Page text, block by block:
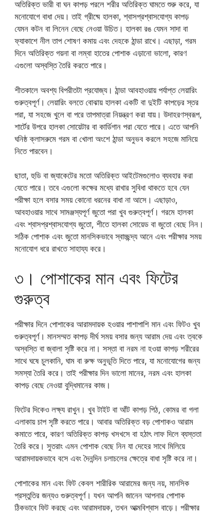
অতিরিক্ত ভারী বা ঘন কাপড় পরলে শরীর অতিরিক্ত ঘামতে শুরু করে, যা
মনোযোগে বাধা দেয়। তাই গ্রীষ্মে হালকা, শ্বাসপ্রশ্বাসযোগ্য কাপড়
যেমন কটন বা লিনেন বেছে নেওয়া উচিত। হালকা রঙ যেমন সাদা বা
ফ্যাকাশে নীল তাপ শোষণ কমায় এবং দেহকে ঠান্ডা রাখে। এছাড়া, গরম
দিনে অতিরিক্ত গয়না বা লম্বা হাতের পোশাক এড়ানো ভালো, কারণ
এগুলো অস্বস্তি তৈরি করতে পারে।
শীতকালে অবশ্য বিপরীতটা প্রযোজ্য। ঠান্ডা আবহাওয়ায় পর্যাপ্ত লেয়ারিং
গুরুত্বপূর্ণ। লেয়ারিং বলতে বোঝায় হালকা একটি বা দুইটি কাপড়ের স্তর
পরা, যা সহজে খুলে বা পরে তাপমাত্রা নিয়ন্ত্রণ করা যায়। উদাহরণস্বরূপ,
শার্টের উপরে হালকা সোয়েটার বা কার্ডিগান পরা যেতে পারে। এতে আপনি
ঘনিষ্ঠ ক্লাসরুমে গরম বা খোলা অংশে ঠান্ডা অনুভব করলে সহজে মানিয়ে
নিতে পারবেন।
ছাতা, হুডি বা জ্যাকেটের মতো অতিরিক্ত আইটেমগুলোও ব্যবহার করা
যেতে পারে। তবে এগুলো কক্ষের মধ্যে রাখার সুবিধা থাকতে হবে যেন
পরীক্ষা হলে বসার সময় কোনো ধরনের বাধা না আসে। এছাড়াও,
আবহাওয়ার সাথে সামঞ্জস্যপূর্ণ জুতো পরা খুব গুরুত্বপূর্ণ। গরমে হালকা
এবং শ্বাসপ্রশ্বাসযোগ্য জুতো, শীতে হালকা সোয়েড বা জুতো বেছে নিন।
সঠিক পোশাক এবং জুতো মানসিকভাবে স্বাচ্ছন্দ্য আনে এবং পরীক্ষার সময়
মনোযোগ ধরে রাখতে সাহায্য করে।
৩। পোশাকের মান এবং ফিটের
গুরুত্ব
পরীক্ষার দিনে পোশাকের আরামদায়ক হওয়ার পাশাপাশি মান এবং ফিটও খুব
গুরুত্বপূর্ণ। মানসম্মত কাপড় দীর্ঘ সময় বসার জন্য আরাম দেয় এবং ত্বকে
অস্বস্তি বা জ্বালা সৃষ্টি করে না। সস্তা বা নরম না হওয়া কাপড় শরীরের
সাথে ঘষে চুলকানি, ঘাম বা রুক্ষ অনুভূতি দিতে পারে, যা মনোযোগের জন্য
সমস্যা তৈরি করে। তাই পরীক্ষার দিন ভালো মানের, নরম এবং হালকা
কাপড় বেছে নেওয়া বুদ্ধিমানের কাজ।
ফিটের দিকেও লক্ষ্য রাখুন। খুব টাইট বা আঁট কাপড় পিঠ, কোমর বা গলা
এলাকায় চাপ সৃষ্টি করতে পারে। আবার অতিরিক্ত বড় পোশাকও আরাম
কমাতে পারে, কারণ অতিরিক্ত কাপড় খসখসে বা হঠাৎ লাফ দিলে ব্যস্ততা
তৈরি করে। সুতরাং এমন পোশাক বেছে নিন যা দেহের সাথে মিলিয়ে
আরামদায়কভাবে বসে এবং দৈনন্দিন চলাচলের ক্ষেত্রে বাধা সৃষ্টি করে না।
পোশাকের মান এবং ফিট কেবল শারীরিক আরামের জন্য নয়, মানসিক
প্রস্তুতির জন্যও গুরুত্বপূর্ণ। যখন আপনি জানেন আপনার পোশাক
ঠিকভাবে ফিট করছে এবং আরামদায়ক, তখন আত্মবিশ্বাস বাড়ে। পরীক্ষার